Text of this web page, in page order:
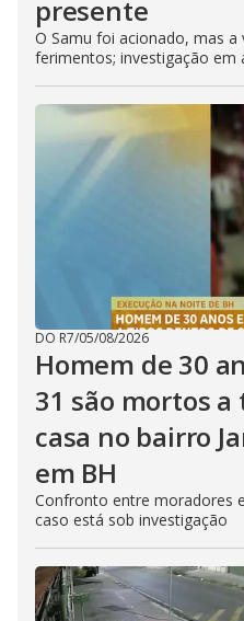
presente
O Samu foi acionado, mas
ferimentos; investigação em
DO R7/05/08/2026
Homem de 30
31 são mortos
casa no bairro
em BH
Confronto entre moradores
caso está sob investigação